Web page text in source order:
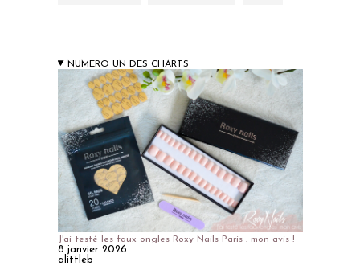
NUMERO UN DES CHARTS
J'ai testé les faux ongles Roxy Nails Paris : mon avis !
8 janvier 2026
alittleb